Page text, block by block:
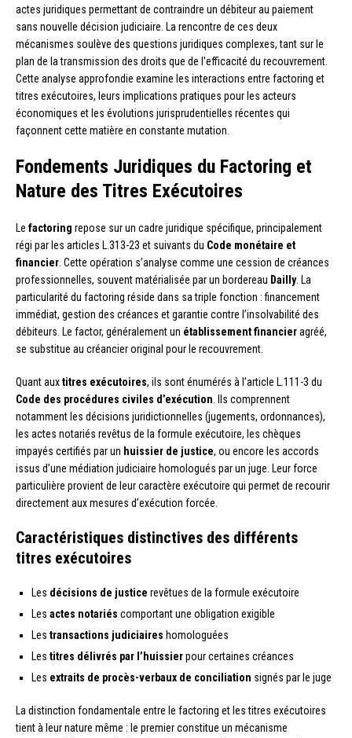
actes juridiques permettant de contraindre un débiteur au paiement
sans nouvelle décision judiciaire. La rencontre de ces deux
mécanismes soulève des questions juridiques complexes, tant sur le
plan de la transmission des droits que de l’efficacité du recouvrement.
Cette analyse approfondie examine les interactions entre factoring et
titres exécutoires, leurs implications pratiques pour les acteurs
économiques et les évolutions jurisprudentielles récentes qui
façonnent cette matière en constante mutation.
Fondements Juridiques du Factoring et
Nature des Titres Exécutoires
Le factoring repose sur un cadre juridique spécifique, principalement
régi par les articles L.313-23 et suivants du Code monétaire et
financier. Cette opération s’analyse comme une cession de créances
professionnelles, souvent matérialisée par un bordereau Dailly. La
particularité du factoring réside dans sa triple fonction : financement
immédiat, gestion des créances et garantie contre l’insolvabilité des
débiteurs. Le factor, généralement un établissement financieragréé,
se substitue au créancier original pour le recouvrement.
Quant auxtitres exécutoires, ils sont énumérés à l’article L.111-3 du
Code des procédures civiles d’exécution. Ils comprennent
notamment les décisions juridictionnelles (jugements, ordonnances),
les actes notariés revêtus de la formule exécutoire, les chèques
impayés certifiés par un huissier de justice, ou encore les accords
issus d’une médiation judiciaire homologués par un juge. Leur force
particulière provient de leur caractère exécutoire qui permet de recourir
directement aux mesures d’exécution forcée.
Caractéristiques distinctives des différents
titres exécutoires
Les décisions de justice revêtues de la formule exécutoire
Les actes notariés comportant une obligation exigible
Les transactions judiciaires homologuées
Les titres délivrés par l’huissierpour certaines créances
Les extraits de procès-verbaux de conciliation signés par le juge
La distinction fondamentale entre le factoring et les titres exécutoires
tient à leur nature même : le premier constitue un mécanisme